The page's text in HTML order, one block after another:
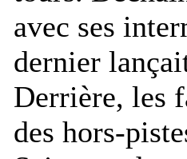
avec ses
dernier
Derrière, les
des hors-